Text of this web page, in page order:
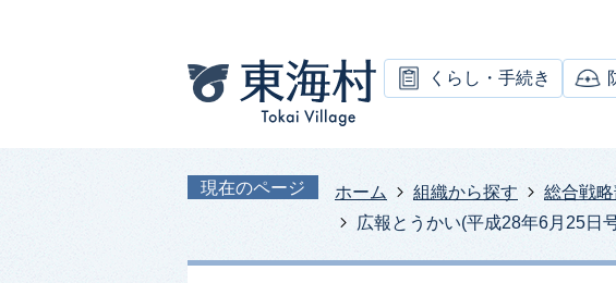
くらし・手続き
現在のページ ホーム 組織から探す 総合戦略
広報とうかい(平成28年6月25日